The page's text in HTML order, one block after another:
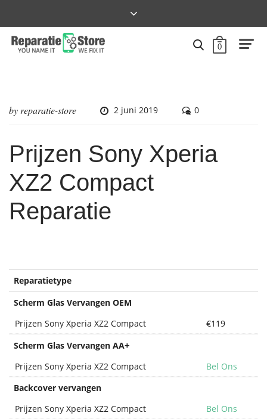
0
by reparatie-store 2 juni 2019 0
Prijzen Sony Xperia
XZ2 Compact
Reparatie
Reparatietype
Scherm Glas Vervangen OEM
Prijzen Sony Xperia XZ2 Compact
€119
Scherm Glas Vervangen AA+
Prijzen Sony Xperia XZ2 Compact
Bel Ons
Backcover vervangen
Prijzen Sony Xperia XZ2 Compact
Bel Ons